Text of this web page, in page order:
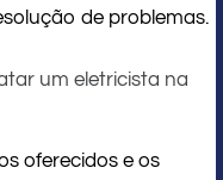
de problemas.
um eletricista na
oferecidos e os